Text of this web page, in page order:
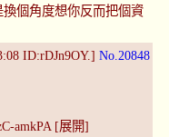
個角度想你反而把個資
ID:rDJn9OY.] No.20848
amkPA [展開]